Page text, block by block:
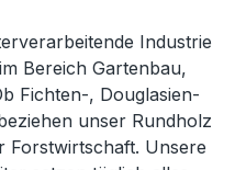
Industrie
Bereich Gartenbau,
Fichten-, Douglasien-
unser Rundholz
Forstwirtschaft. Unsere